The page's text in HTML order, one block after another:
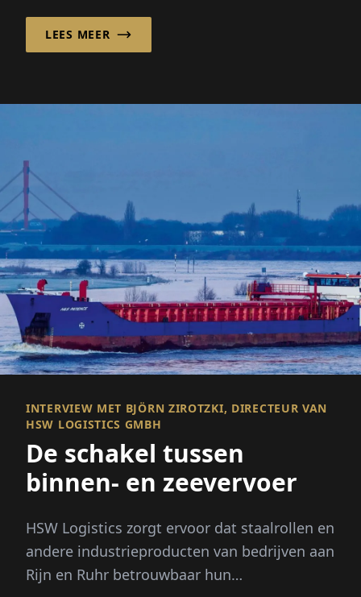
LEES MEER
INTERVIEW MET BJÖRN ZIROTZKI, DIRECTEUR VAN
HSW LOGISTICS GMBH
De schakel tussen
binnen- en zeevervoer
HSW Logistics zorgt ervoor dat staalrollen en
andere industrieproducten van bedrijven aan
Rijn en Ruhr betrouwbaar hun